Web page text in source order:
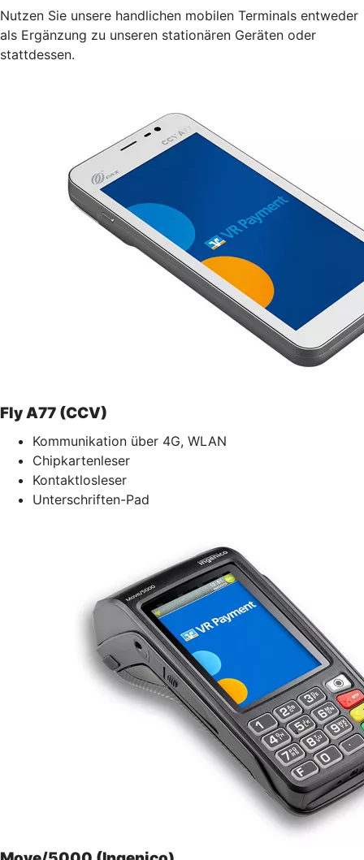
Nutzen Sie unsere handlichen mobilen Terminals entweder
als Ergänzung zu unseren stationären Geräten oder
stattdessen.
Fly A77 (CCV)
Kommunikation über 4G, WLAN
Chipkartenleser
Kontaktlosleser
Unterschriften-Pad